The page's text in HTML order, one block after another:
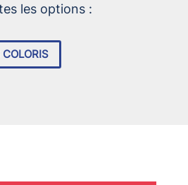
les options :